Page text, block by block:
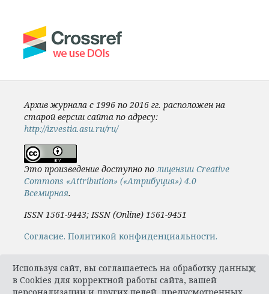
Архив журнала с 1996 по 2016 гг. расположен на
старой версии сайта по адресу:
http://izvestia.asu.ru/ru/
Это произведение доступно полицензии Creative
Commons «Attribution» («Атрибуция») 4.0
Всемирная.
ISSN 1561-9443; ISSN (Online) 1561-9451
Cогласие. Политикой конфиденциальности.
Используя сайт, вы соглашаетесь на обработку данных
в Cookies для корректной работы сайта, вашей
×